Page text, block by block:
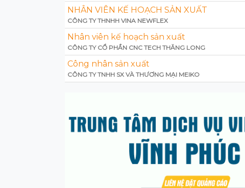
NHÂN VIÊN KẾ HOẠCH SẢN XUẤT
CÔNG TY THNHH VINA NEWFLEX
Nhân viên kế hoạch sản xuất
CÔNG TY CỔ PHẦN CNC TECH THĂNG LONG
Công nhân sản xuất
CÔNG TY TNHH SX VÀ THƯƠNG MẠI MEIKO